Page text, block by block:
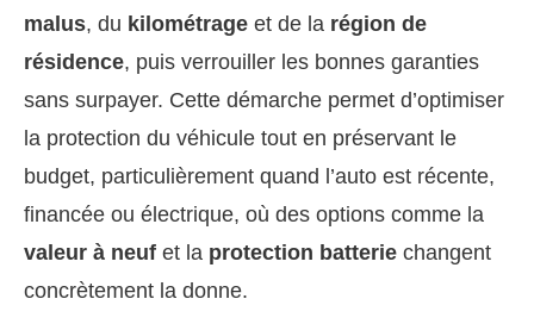
malus, du kilométrage et de la région de
résidence, puis verrouiller les bonnes garanties
sans surpayer. Cette démarche permet d’optimiser
la protection du véhicule tout en préservant le
budget, particulièrement quand l’auto est récente,
financée ou électrique, où des options comme la
valeur à neuf et la protection batterie changent
concrètement la donne.